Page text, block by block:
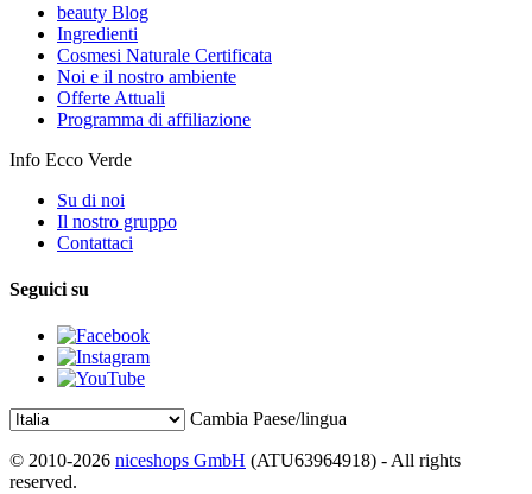
beauty Blog
Ingredienti
Cosmesi Naturale Certificata
Noi e il nostro ambiente
Offerte Attuali
Programma di affiliazione
Info Ecco Verde
Su di noi
Il nostro gruppo
Contattaci
Seguici su
Cambia Paese/lingua
© 2010-2026 niceshops GmbH (ATU63964918) - All rights
reserved.